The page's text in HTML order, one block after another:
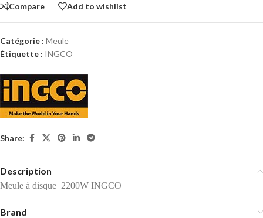
Compare Add to wishlist
Catégorie : Meule
Étiquette : INGCO
Share:
Description
Meule à disque 2200W INGCO
Brand